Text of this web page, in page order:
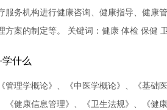
服务机构进行健康咨询、健康指导、健康
方案的制定等。 关键词：健康 体检 保健
·学什么
《管理学概论》、《中医学概论》、《基
《健康信息管理》、《卫生法规》、《健